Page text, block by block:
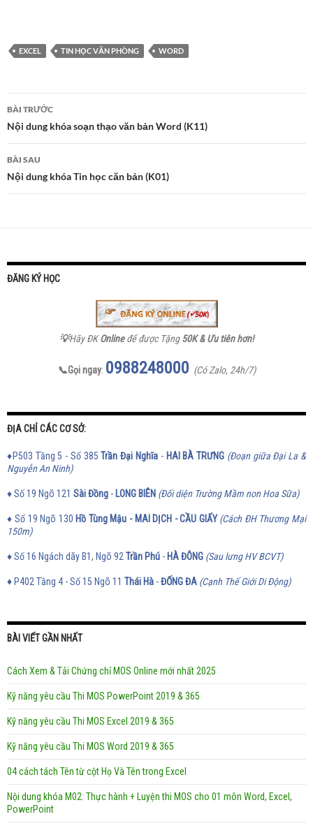
EXCEL TIN HỌC VĂN PHÒNG WORD
hướng
bài
BÀI TRƯỚC
Nội dung khóa soạn thạo văn bản Word (K11)
BÀI SAU
Nội dung khóa Tin học căn bản (K01)
ĐĂNG KÝ HỌC
💡Hãy ĐKOnlineđể được Tặng50K & Ưu tiên hơn!
📞Gọi ngay: 0988248000 (Có Zalo, 24h/7)
ĐỊA CHỈ CÁC CƠ SỞ:
♦P503 Tầng 5 - Số 385Trần Đại Nghĩa - HAI BÀ TRƯNG (Đoạn giữa Đại La &
Nguyễn An Ninh)
♦ Số 19 Ngõ 121 Sài Đồng - LONG BIÊN (Đối diện Trường Mầm non Hoa Sữa)
♦ Số 19 Ngõ 130 Hồ Tùng Mậu - MAI DỊCH - CẦU GIẤY (Cách ĐH Thương Mại
150m)
♦ Số 16 Ngách dãy B1, Ngõ 92 Trần Phú - HÀ ĐÔNG (Sau lưng HV BCVT)
♦ P402 Tầng 4 - Số 15 Ngõ 11 Thái Hà -ĐỐNG ĐA (Cạnh Thế Giới Di Động)
BÀI VIẾT GẦN NHẤT
Cách Xem & Tải Chứng chỉ MOS Online mới nhất 2025
Kỹ năng yêu cầu Thi MOS PowerPoint 2019 & 365
Kỹ năng yêu cầu Thi MOS Excel 2019 & 365
Kỹ năng yêu cầu Thi MOS Word 2019 & 365
04 cách tách Tên từ cột Họ Và Tên trong Excel
Nội dung khóa M02: Thực hành + Luyện thi MOS cho 01 môn Word, Excel,
PowerPoint